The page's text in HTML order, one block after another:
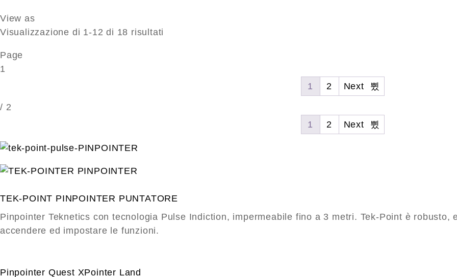
View as
Visualizzazione di 1-12 di 18 risultati
Page
1
1
2 Next
/ 2
1
2 Next
TEK-POINT PINPOINTER PUNTATORE
Pinpointer Teknetics con tecnologia Pulse Indiction, impermeabile fino a 3 metri. Tek-Point è
accendere ed impostare le funzioni.
Pinpointer Quest XPointer Land